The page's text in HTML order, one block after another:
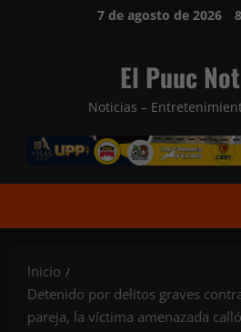
7 de agosto de 2026
El Puuc
Noticias –
Inicio
Detenido por delitos graves
pareja, la víctima amenazada